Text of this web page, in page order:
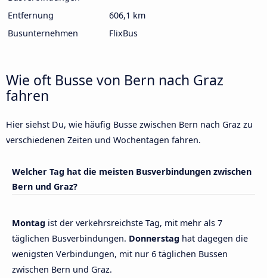
Entfernung
606,1 km
Busunternehmen
FlixBus
Wie oft Busse von Bern nach Graz
fahren
Hier siehst Du, wie häufig Busse zwischen Bern nach Graz zu
verschiedenen Zeiten und Wochentagen fahren.
Welcher Tag hat die meisten Busverbindungen zwischen
Bern und Graz?
Montag ist der verkehrsreichste Tag, mit mehr als 7
täglichen Busverbindungen. Donnerstag hat dagegen die
wenigsten Verbindungen, mit nur 6 täglichen Bussen
zwischen Bern und Graz.